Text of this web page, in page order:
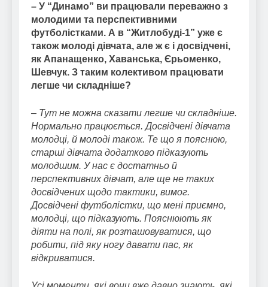
– У “Динамо” ви працювали переважно з
молодими та перспективними
футболістками. А в “Житлобуді-1” уже є
також молоді дівчата, але ж є і досвідчені,
як Апанащенко, Хаванська, Єрьоменко,
Шевчук. З таким колективом працювати
легше чи складніше?
– Тут не можна сказати легше чи складніше.
Нормально працюється. Досвідчені дівчата
молодці, й молоді також. Те що я пояснюю,
старші дівчата додатково підказують
молодшим. У нас є достатньо й
перспективних дівчат, але ще не таких
досвідчених щодо тактики, вимог.
Досвідчені футболістки, що мені приємно,
молодці, що підказують. Пояснюють як
діяти на полі, як розташовуватися, що
робити, під яку ногу давати пас, як
відкриватися.